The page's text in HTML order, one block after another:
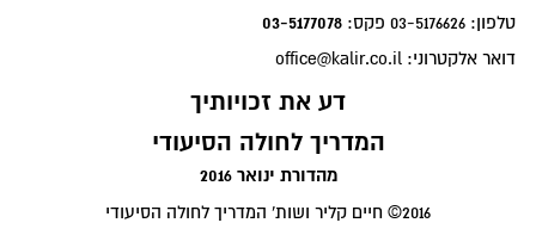
טלפון: 03-5176626 פקס: 03-5177078
דואר אלקטרוני: office@kalir.co.il
דע את זכויותיך
המדריך לחולה הסיעודי
מהדורת ינואר 2016
2016© חיים קליר ושות' המדריך לחולה הסיעודי